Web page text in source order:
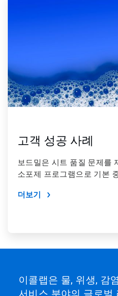
고객 성공 사례
보드밀은 시트 품질 문제를
소포제 프로그램으로 기본
더보기
이콜랩은 물, 위생, 감